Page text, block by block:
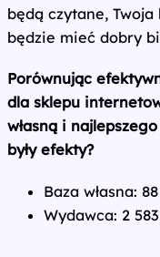
będą czytane,
będzie mieć dobry
Porównując
dla sklepu
własną i
były efekty?
Baza własna:
Wydawca: 2